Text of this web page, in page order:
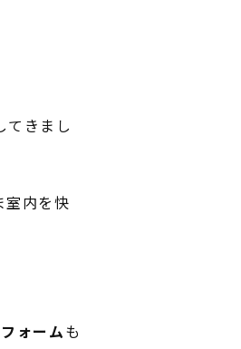
てきまし
室内を快
ォームも